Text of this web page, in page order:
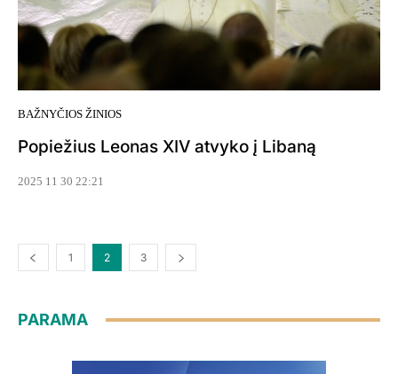
BAŽNYČIOS ŽINIOS
Popiežius Leonas XIV atvyko į Libaną
2025 11 30 22:21
1 2 3
PARAMA